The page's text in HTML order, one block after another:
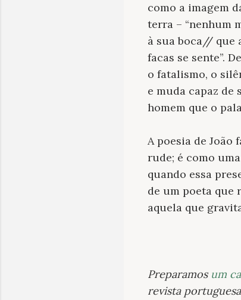
como a imagem
terra – “nenhum
à sua boca// que
facas se sente”.
o fatalismo, o
e muda capaz de
homem que o
A poesia de João
rude; é como
quando essa
de um poeta que
aquela que
Preparamos um
revista portuguesa